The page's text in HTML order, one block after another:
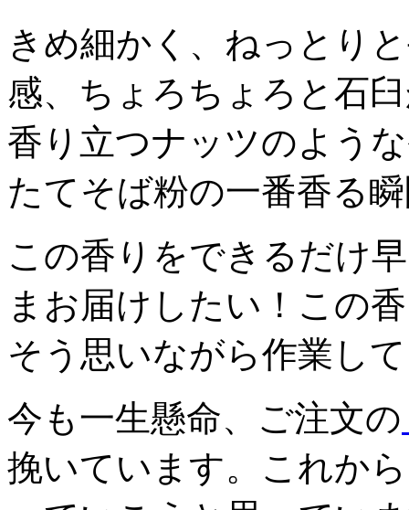
きめ細かく、ねっとり
感、ちょろちょろと石
香り立つナッツのよう
たてそば粉の一番香る
この香りをできるだけ
まお届けしたい！この
そう思いながら作業し
今も一生懸命、ご注文の
挽いています。これか